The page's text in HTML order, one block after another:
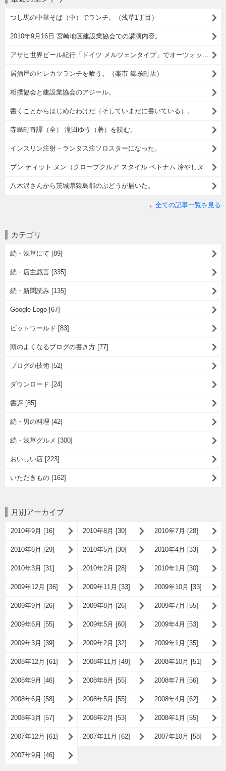
つし馬の中華そば（中）でランチ。（浅草1丁目）
2010年9月16日 宮崎地区建設業協会での講演内容。
アサヒ世界ビール紀行「ドイツ メルツェンタイプ」でオーツォップフト イズ！
居酒屋のヒレカツランチを喰う。（楽市 錦糸町店）
相撲協会と建設業協会のアジール。
書くことからはじめたわけだ（そしていまだに書いている）。
寺島町奇譚（全） 滝田ゆう（著）を読む。
インスリン注射－ランタス注ソロスターになった。
ブン ティット ヌン（クロープクルア スタイル ベトナム 冷やしヌードル）でランチ。
八木沢さんから茨城県猿島郡のぶどうが届いた。
全ての記事一覧を見る
カテゴリ
続・浅草にて [89]
続・店主戯言 [335]
続・新聞読み [135]
Google Logo [67]
ビットワールド [83]
頭のよくなるブログの書き方 [77]
ブログの技術 [52]
ダウンロード [24]
書評 [85]
続・男の料理 [42]
続・浅草グルメ [300]
おいしい店 [223]
いただきもの [162]
月別アーカイブ
2010年9月 [16] 2010年8月 [30] 2010年7月 [28]
2010年6月 [29] 2010年5月 [30] 2010年4月 [33]
2010年3月 [31] 2010年2月 [28] 2010年1月 [30]
2009年12月 [36] 2009年11月 [33] 2009年10月 [33]
2009年9月 [26] 2009年8月 [26] 2009年7月 [55]
2009年6月 [55] 2009年5月 [60] 2009年4月 [53]
2009年3月 [39] 2009年2月 [32] 2009年1月 [35]
2008年12月 [61] 2008年11月 [49] 2008年10月 [51]
2008年9月 [46] 2008年8月 [55] 2008年7月 [56]
2008年6月 [58] 2008年5月 [55] 2008年4月 [62]
2008年3月 [57] 2008年2月 [53] 2008年1月 [55]
2007年12月 [61] 2007年11月 [62] 2007年10月 [58]
2007年9月 [46]